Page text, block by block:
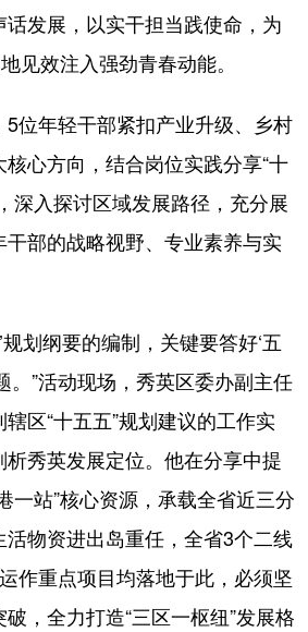
发展，以实干担当践使命，为
见效注入强劲青春动能。
年轻干部紧扣产业升级、乡村
心方向，结合岗位实践分享“十
深入探讨区域发展路径，充分展
部的战略视野、专业素养与实
划纲要的编制，关键要答好‘五
。”活动现场，秀英区委办副主任
区“十五五”规划建议的工作实
秀英发展定位。他在分享中提
一站”核心资源，承载全省近三分
活物资进出岛重任，全省3个二线
作重点项目均落地于此，必须坚
，全力打造“三区一枢纽”发展格